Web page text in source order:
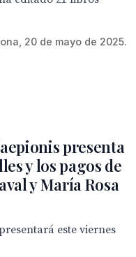
20 de mayo de 2025.
presenta
y los pagos de
y María Rosa
este viernes